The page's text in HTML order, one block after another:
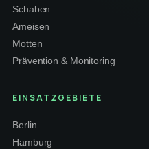
Schaben
Ameisen
Motten
Prävention & Monitoring
EINSATZGEBIETE
Berlin
Hamburg